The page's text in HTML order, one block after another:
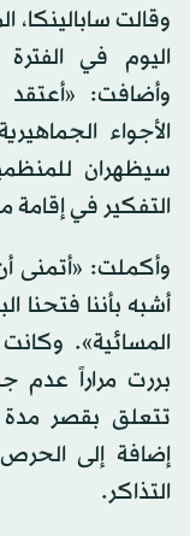
وقالت سابالينكا،
اليوم في
وأضافت:
الأجواء
سيظهران
التفكير في إقامة
وأكملت: «أتمنى
أشبه بأننا فتحنا
المسائية».
بررت مراراً عدم
تتعلق بقصر مدة
إضافة إلى
التذاكر.